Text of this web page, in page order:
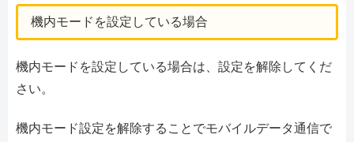
機内モードを設定している場合
機内モードを設定している場合は、設定を解除してくだ
さい。
機内モード設定を解除することでモバイルデータ通信で